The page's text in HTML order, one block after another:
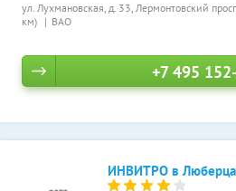
ул. Лухмановская, д. 33, Лермонтовский
км)
ВАО
+7 495
ИНВИТРО в